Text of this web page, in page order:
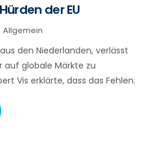
der EU
Allgemein
den Niederlanden, verlässt
auf globale Märkte zu
Vis erklärte, dass das Fehlen.